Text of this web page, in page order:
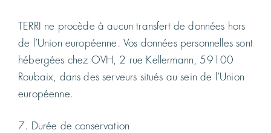
TERRI ne procède à aucun transfert de données hors
de l’Union européenne. Vos données personnelles sont
hébergées chez OVH, 2 rue Kellermann, 59100
Roubaix, dans des serveurs situés au sein de l’Union
européenne.
7. Durée de conservation